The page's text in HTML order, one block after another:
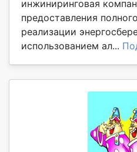
инжиниринговая
предоставления
реализации
использованием ал...